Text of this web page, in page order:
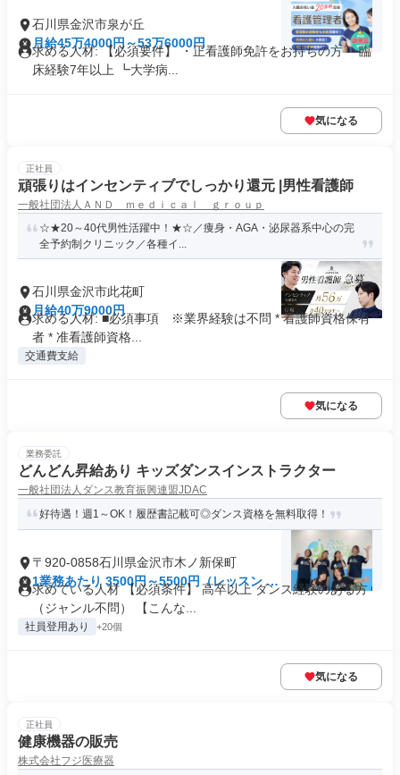
石川県金沢市泉が丘
月給45万4000円～53万6000円
求める人材: 【必須要件】 ・正看護師免許をお持ちの方 ・臨
床経験7年以上 ┗大学病...
気になる
正社員
頑張りはインセンティブでしっかり還元 |男性看護師
一般社団法人ＡＮＤ ｍｅｄｉｃａｌ ｇｒｏｕｐ
☆★20～40代男性活躍中！★☆／痩身・AGA・泌尿器系中心の完
全予約制クリニック／各種イ...
石川県金沢市此花町
月給40万9000円
求める人材: ■必須事項 ※業界経験は不問 * 看護師資格保有
者 * 准看護師資格...
交通費支給
気になる
業務委託
どんどん昇給あり キッズダンスインストラクター
一般社団法人ダンス教育振興連盟JDAC
好待遇！週1～OK！履歴書記載可◎ダンス資格を無料取得！
〒920-0858石川県金沢市木ノ新保町
1業務あたり 3500円～5500円（レッスン 60
分）
求めている人材 【必須条件】 高卒以上 ダンス経験のある方
（ジャンル不問） 【こんな...
社員登用あり +20個
気になる
正社員
健康機器の販売
株式会社フジ医療器